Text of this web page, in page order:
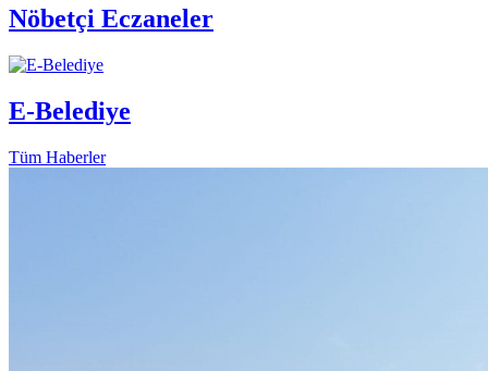
Nöbetçi Eczaneler
E-Belediye
Tüm Haberler